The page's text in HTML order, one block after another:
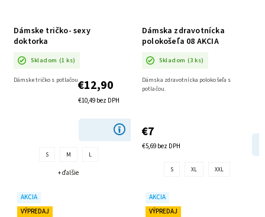
Dámske tričko- sexy
doktorka
Skladom (1 ks)
€10,49 bez DPH
€12,90
DETAIL
Dámske tričko s potlačou
S M L
+ ďalšie
Dámska zdravotnícka
polokošeľa 08 AKCIA
Skladom (3 ks)
€5,69 bez DPH
€7
Dámska zdravotnícka polokošeľa s
potlačou.
S XL XXL
AKCIA
VÝPREDAJ
AKCIA
VÝPREDAJ